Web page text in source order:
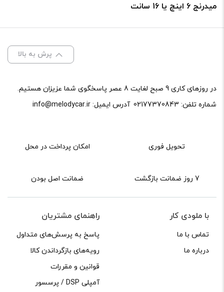
آلمان
عدد
میدرنج 6 اینچ یا 16 سانت
پرش به بالا
در روزهای کاری 9 صبح لغایت 8 عصر پاسخگوی شما عزیزان هستیم.
شماره تلفن: 02177370843 آدرس ایمیل: info@melodycar.ir
تحویل فوری امکان پرداخت در محل
7 روز ضمانت بازگشت ضمانت اصل بودن
با ملودی کار
تماس با ما
درباره ما
راهنمای مشتریان
پاسخ به پرسش‌های متداول
رویه‌های بازگرداندن کالا
قوانین و مقررات
آمپلی DSP / پرسسور